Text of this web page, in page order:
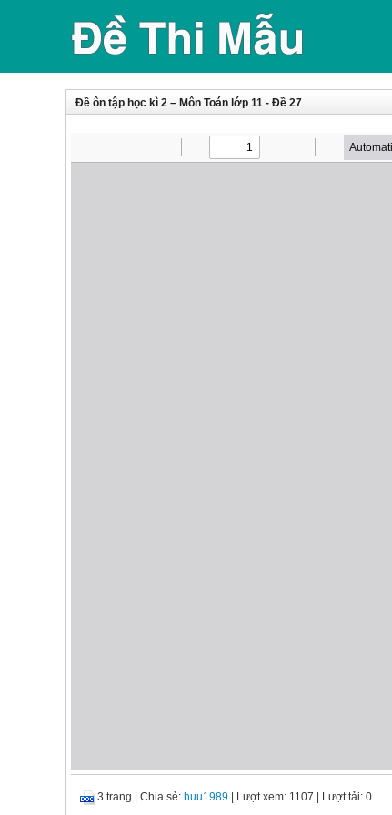
Đề ôn tập học kì 2 – Môn Toán lớp 11 - Đề 27
3 trang Chia sẻ: huu1989 | Lượt xem: 1107 | Lượt tải: 0